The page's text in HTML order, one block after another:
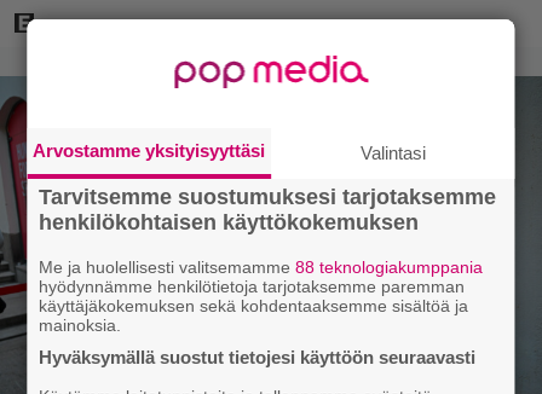
Arvostamme yksityisyyttäsi Valintasi
Tarvitsemme suostumuksesi tarjotaksemme
henkilökohtaisen käyttökokemuksen
Me ja huolellisesti valitsemamme88 teknologiakumppania
hyödynnämme henkilötietoja tarjotaksemme paremman
käyttäjäkokemuksen sekä kohdentaaksemme sisältöä ja
mainoksia.
Hyväksymällä suostut tietojesi käyttöön seuraavasti